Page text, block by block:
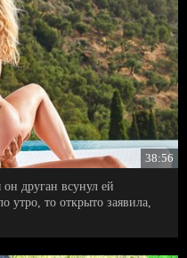
38:56
друган всунул ей
утро, то открыто заявила,